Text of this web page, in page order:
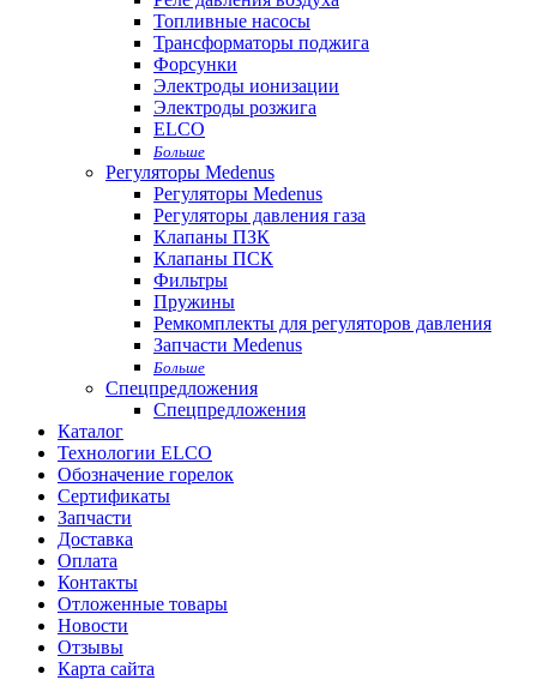
Топливные насосы
Трансформаторы поджига
Форсунки
Электроды ионизации
Электроды розжига
ELCO
Больше
Регуляторы Medenus
Регуляторы Medenus
Регуляторы давления газа
Клапаны ПЗК
Клапаны ПСК
Фильтры
Пружины
Ремкомплекты для регуляторов давления
Запчасти Medenus
Больше
Спецпредложения
Спецпредложения
Каталог
Технологии ELCO
Обозначение горелок
Сертификаты
Запчасти
Доставка
Оплата
Контакты
Отложенные товары
Новости
Отзывы
Карта сайта